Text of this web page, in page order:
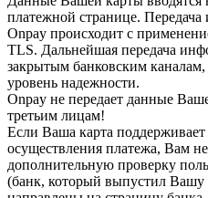
платежной странице.
Onpay происходит с
TLS. Дальнейшая передача
закрытым банковским
уровень надежности.
Onpay не передает данные
третьим лицам!
Если Ваша карта
осуществления платежа, Вам
дополнительную проверку
(банк, который выпустил Вашу